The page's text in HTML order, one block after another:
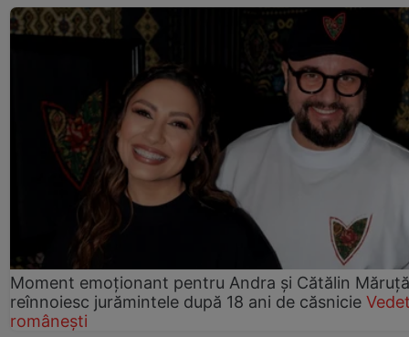
Moment emoționant pentru Andra și Cătălin
reînnoiesc jurămintele după 18 ani de căsnicie
românești